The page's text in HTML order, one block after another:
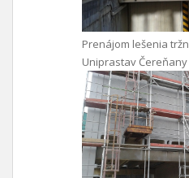
Prenájom lešenia
Uniprastav Čereňany